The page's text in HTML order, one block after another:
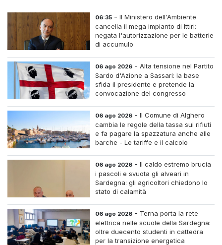
06:35 -Il Ministero dell'Ambiente
cancella il mega impianto di Ittiri:
negata l'autorizzazione per le batterie
di accumulo
06 ago 2026 -Alta tensione nel Partito
Sardo d'Azione a Sassari: la base
sfida il presidente e pretende la
convocazione del congresso
06 ago 2026 -Il Comune di Alghero
cambia le regole della tassa sui rifiuti
e fa pagare la spazzatura anche alle
barche - Le tariffe e il calcolo
06 ago 2026 -Il caldo estremo brucia
i pascoli e svuota gli alveari in
Sardegna: gli agricoltori chiedono lo
stato di calamità
06 ago 2026 - Terna porta la rete
elettrica nelle scuole della Sardegna:
oltre duecento studenti in cattedra
per la transizione energetica